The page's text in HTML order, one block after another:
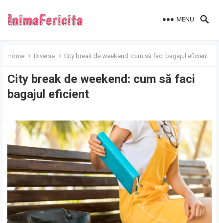
MENU
Home Diverse City break de weekend: cum să faci bagajul eficient
City break de weekend: cum să faci
bagajul eficient